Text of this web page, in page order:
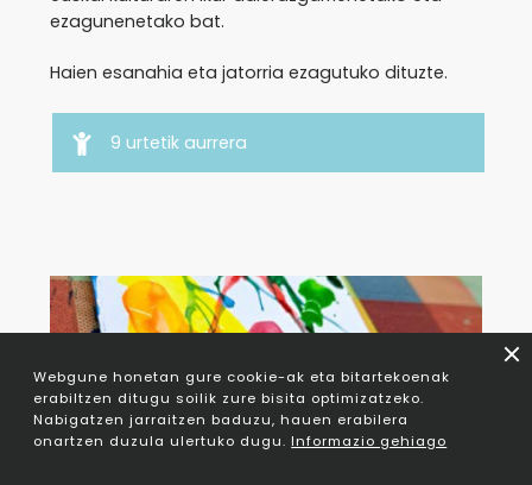
ezagunenetako bat.
Haien esanahia eta jatorria ezagutuko dituzte.
9 urtetik aurrera
Webgune honetan gure cookie-ak eta bitartekoenak
erabiltzen ditugu soilik zure bisita optimizatzeko.
Nabigatzen jarraitzen baduzu, hauen erabilera
onartzen duzula ulertuko dugu. Informazio gehiago